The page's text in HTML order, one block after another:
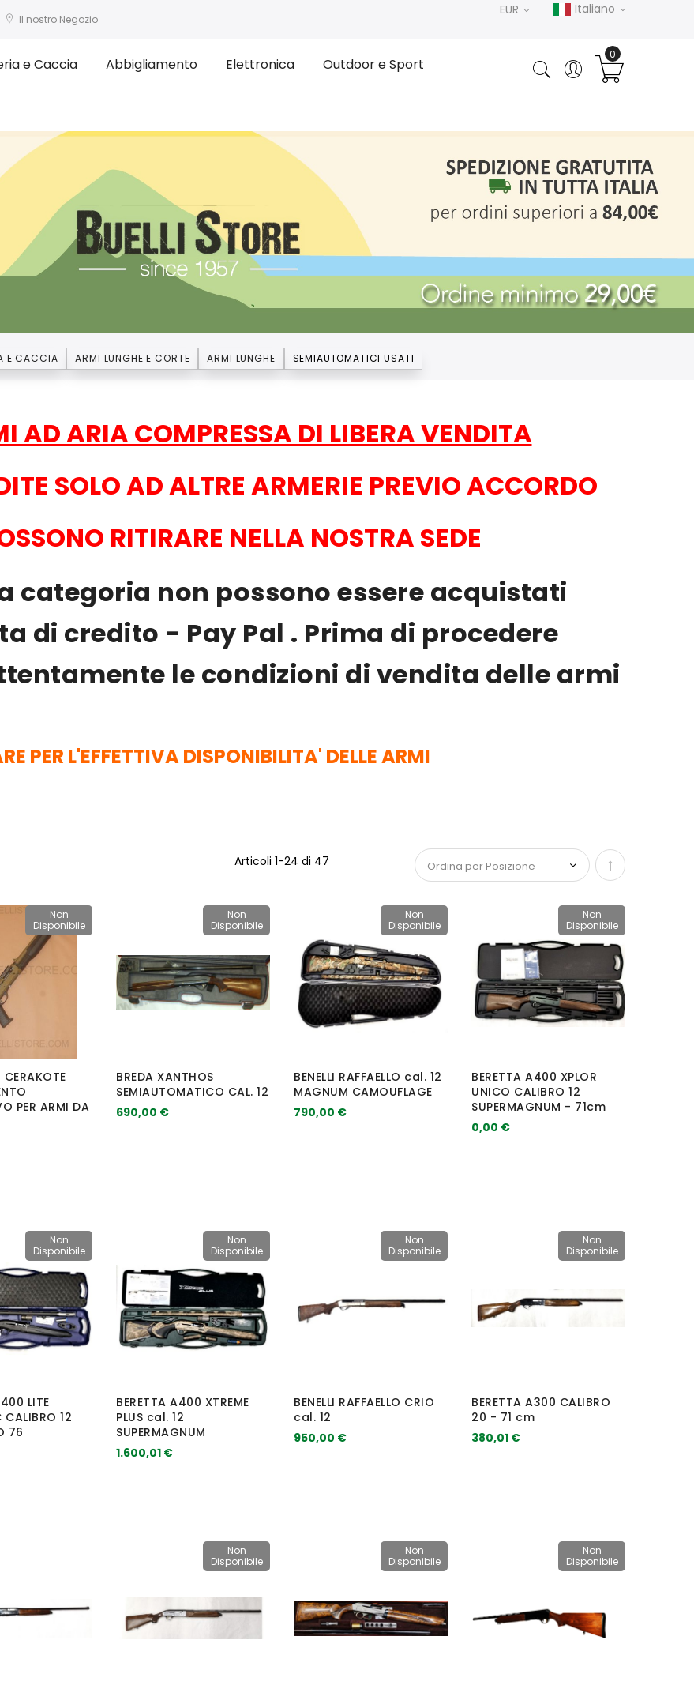
Il nostro Negozio
Italiano
EUR
e Caccia Abbigliamento Elettronica Outdoor e Sport
E CACCIA ARMI LUNGHE E CORTE ARMI LUNGHE SEMIAUTOMATICI USATI
AD ARIA COMPRESSA DI LIBERA VENDITA
SOLO AD ALTRE ARMERIE PREVIO ACCORDO
RITIRARE NELLA NOSTRA SEDE
categoria non possono essere acquistati
di credito - Pay Pal . Prima di procedere
le condizioni di vendita delle armi
PER L'EFFETTIVA DISPONIBILITA' DELLE ARMI
Articoli 1-24 di 47 Imposta la
Non
Disponibile
CERAKOTE
PER ARMI DA
Non
Disponibile
BREDA XANTHOS
SEMIAUTOMATICO CAL. 12
690,00 €
Non
Disponibile
BENELLI RAFFAELLO cal. 12
MAGNUM CAMOUFLAGE
790,00 €
Non
Disponibile
BERETTA A400 XPLOR
UNICO CALIBRO 12
SUPERMAGNUM - 71cm
0,00 €
Non
Disponibile
LITE
CALIBRO 12
76
Non
Disponibile
BERETTA A400 XTREME
PLUS cal. 12
SUPERMAGNUM
1.600,01 €
Non
Disponibile
BENELLI RAFFAELLO CRIO
cal. 12
950,00 €
Non
Disponibile
BERETTA A300 CALIBRO
20 - 71 cm
380,01 €
Non
Disponibile
Non
Disponibile
Non
Disponibile